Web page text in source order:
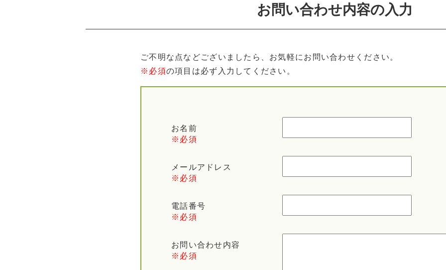
お問い合わせ内容の入力
ご不明な点などございましたら、お気軽にお問い合わせください。
※必須の項目は必ず入力してください。
お名前
※必須
メールアドレス
※必須
電話番号
※必須
お問い合わせ内容
※必須